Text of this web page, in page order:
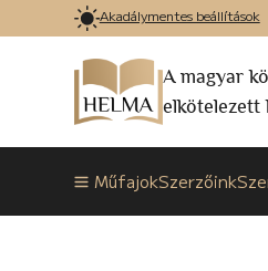
Akadálymentes beállítások
A magyar
elkötelezett
MűfajokSzerzőink